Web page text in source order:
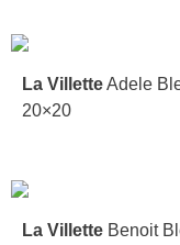
La VilletteAdele
20×20
La Villette Benoit